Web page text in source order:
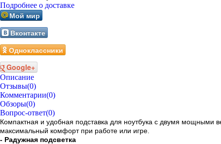
Подробнее о доставке
Мой мир
Вконтакте
Одноклассники
Google+
Описание
Отзывы(0)
Комментарии(0)
Обзоры(0)
Вопрос-ответ(0)
Компактная и удобная подставка для ноутбука с двумя мощными
максимальный комфорт при работе или игре.
- Радужная подсветка